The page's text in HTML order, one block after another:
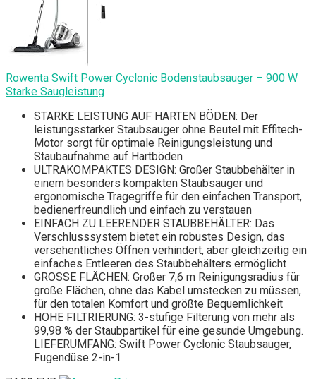
Rowenta Swift Power Cyclonic Bodenstaubsauger – 900 W
Starke Saugleistung
STARKE LEISTUNG AUF HARTEN BÖDEN: Der
leistungsstarker Staubsauger ohne Beutel mit Effitech-
Motor sorgt für optimale Reinigungsleistung und
Staubaufnahme auf Hartböden
ULTRAKOMPAKTES DESIGN: Großer Staubbehälter in
einem besonders kompakten Staubsauger und
ergonomische Tragegriffe für den einfachen Transport,
bedienerfreundlich und einfach zu verstauen
EINFACH ZU LEERENDER STAUBBEHÄLTER: Das
Verschlusssystem bietet ein robustes Design, das
versehentliches Öffnen verhindert, aber gleichzeitig ein
einfaches Entleeren des Staubbehälters ermöglicht
GROSSE FLÄCHEN: Großer 7,6 m Reinigungsradius für
große Flächen, ohne das Kabel umstecken zu müssen,
für den totalen Komfort und größte Bequemlichkeit
HOHE FILTRIERUNG: 3-stufige Filterung von mehr als
99,98 % der Staubpartikel für eine gesunde Umgebung.
LIEFERUMFANG: Swift Power Cyclonic Staubsauger,
Fugendüse 2-in-1